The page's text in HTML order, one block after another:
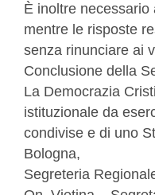
È inoltre
mentre le risposte
senza rinunciare ai
Conclusione della
La Democrazia
istituzionale da
condivise e di uno
Bologna,
Segreteria